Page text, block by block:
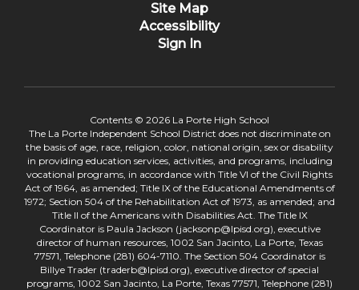
Site Map
Accessibility
Sign In
Contents © 2026 La Porte High School
The La Porte Independent School District does not discriminate on
the basis of age, race, religion, color, national origin, sex or disability
in providing education services, activities, and programs, including
vocational programs, in accordance with Title VI of the Civil Rights
Act of 1964, as amended; Title IX of the Educational Amendments of
1972; Section 504 of the Rehabilitation Act of 1973, as amended; and
Title II of the Americans with Disabilities Act. The Title IX
Coordinator is Paula Jackson (jacksonp@lpisd.org), executive
director of human resources, 1002 San Jacinto, La Porte, Texas
77571, Telephone (281) 604-7110. The Section 504 Coordinator is
Billye Trader (traderb@lpisd.org), executive director of special
programs, 1002 San Jacinto, La Porte, Texas 77571, Telephone (281)